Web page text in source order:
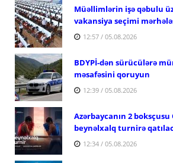
Müəllimlərin işə qəbulu
vakansiya seçimi
12:57 / 05.08.2026
BDYPİ-dən sürücülərə
məsafəsini qoruyun
12:39 / 05.08.2026
Azərbaycanın 2 boksçusu
beynəlxalq turnirə
12:34 / 05.08.2026